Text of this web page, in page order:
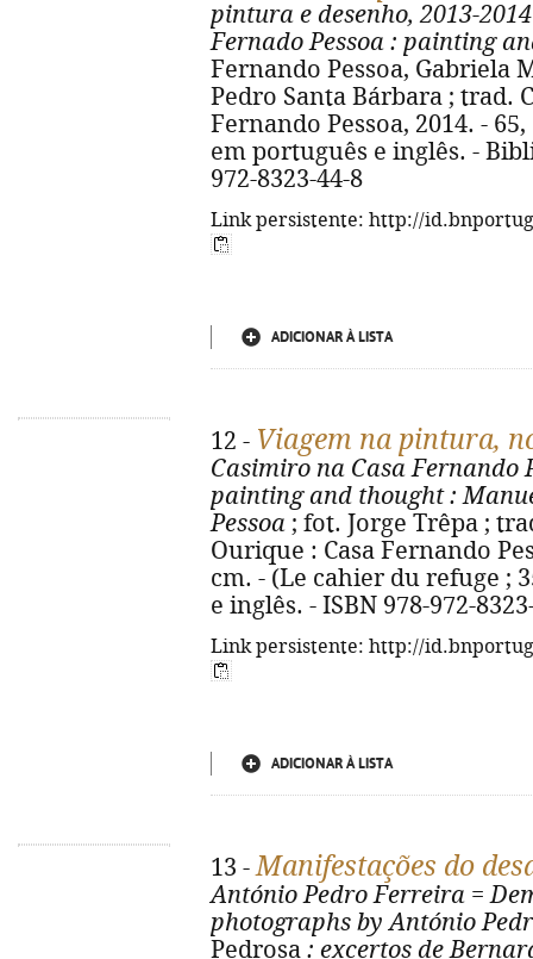
pintura e desenho, 2013-2014
Fernado Pessoa : painting
Fernando Pessoa, Gabriela
Pedro Santa Bárbara ; trad.
Fernando Pessoa, 2014. -
em português e inglês. -
972-8323-44-8
Link persistente: http://
ADICIONAR À LISTA
12 - Viagem na pintura,
Casimiro na Casa Fernando
painting and thought:
Pessoa ; fot. Jorge Trêpa ;
Ourique : Casa Fernando
cm. - (Le cahier du refuge ;
e inglês. - ISBN 978-972-
Link persistente: http://
ADICIONAR À LISTA
13 -Manifestações do
António Pedro Ferreira =
photographs by António
Pedrosa : excertos de